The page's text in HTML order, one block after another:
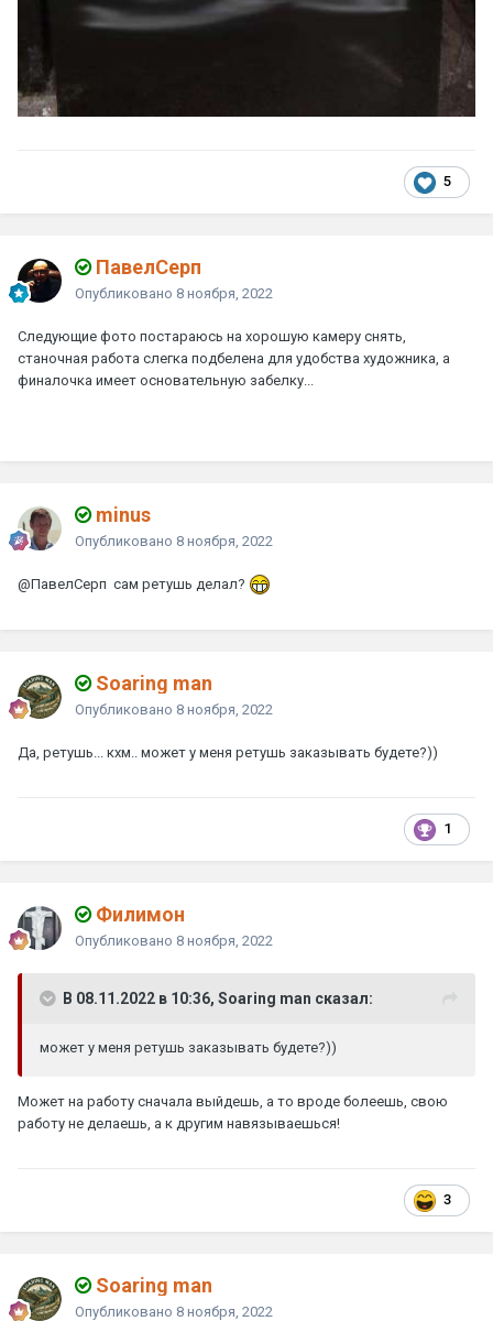
5
ПавелСерп
Опубликовано 8 ноября, 2022
Следующие фото постараюсь на хорошую камеру снять,
станочная работа слегка подбелена для удобства художника, а
финалочка имеет основательную забелку...
minus
Опубликовано 8 ноября, 2022
@ПавелСерп сам ретушь делал?
Soaring man
Опубликовано 8 ноября, 2022
Да, ретушь... кхм.. может у меня ретушь заказывать будете?))
1
Филимон
Опубликовано 8 ноября, 2022
В 08.11.2022 в 10:36, Soaring man сказал:
может у меня ретушь заказывать будете?))
Может на работу сначала выйдешь, а то вроде болеешь, свою
работу не делаешь, а к другим навязываешься!
3
Soaring man
Опубликовано 8 ноября, 2022